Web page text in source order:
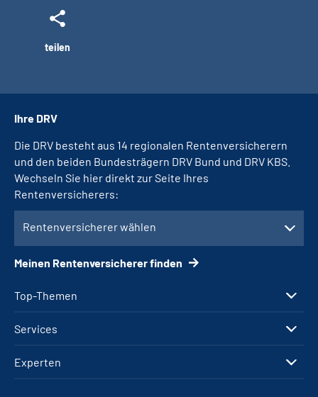
teilen
Top-Themen
Services
Experten
Ihre DRV
Die DRV besteht aus 14 regionalen Rentenversicherern
und den beiden Bundesträgern DRV Bund und DRV KBS.
Wechseln Sie hier direkt zur Seite Ihres
Rentenversicherers:
Rentenversicherer wählen
Meinen Rentenversicherer finden